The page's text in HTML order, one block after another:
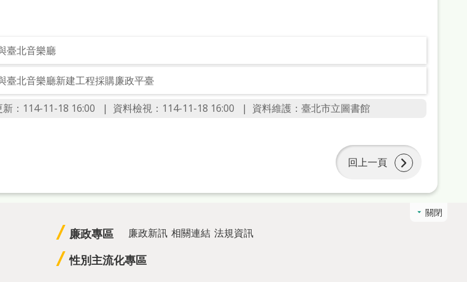
臺北音樂廳
臺北音樂廳新建工程採購廉政平臺
： 114-11-18 16:00 資料檢視： 114-11-18 16:00 資料維護： 臺北市立圖書館
回上一頁
關閉
廉政專區 廉政新訊 相關連結 法規資訊
性別主流化專區